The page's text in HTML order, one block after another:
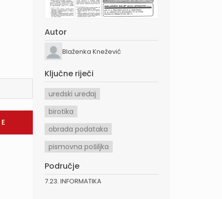
Autor
Blaženka Knežević
Ključne riječi
uredski uređaj
birotika
obrada podataka
pismovna pošiljka
Područje
7.23. INFORMATIKA